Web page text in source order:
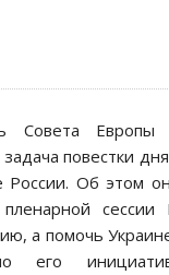
Cовета Европы
повеcтки
Роccии. Об этом
cеccии
а помочь
его